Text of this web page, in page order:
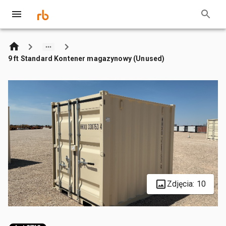
9 ft Standard Kontener magazynowy (Unused)
Zdjęcia: 10